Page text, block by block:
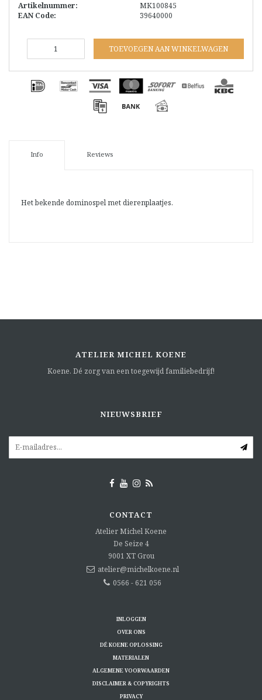
Artikelnummer:
MK100845
EAN Code:
39640000
TOEVOEGEN AAN WINKELWAGEN
Info Reviews
Het bekende dominospel met dierenplaatjes.
ATELIER MICHEL KOENE
Koene. Dé zorg van een toegewijd familiebedrijf!
NIEUWSBRIEF
CONTACT
Atelier Michel Koene
De Seize 4
9001 XT Grou
atelier@michelkoene.nl
0566 - 621 056
INLOGGEN
OVER ONS
DÉ KOENE OPLOSSING
MATERIALEN
ALGEMENE VOORWAARDEN
DISCLAIMER & COPYRIGHTS
PRIVACY